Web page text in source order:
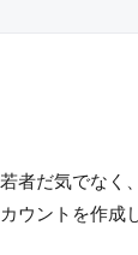
者だ気でなく
ウントを作成